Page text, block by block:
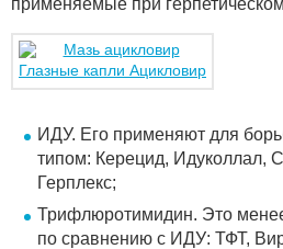
Глазные капли Ацикловир
ИДУ. Его применяют для
типом: Керецид, Идуколлал,
Герплекс;
Трифлюротимидин. Это
по сравнению с ИДУ: ТФТ,